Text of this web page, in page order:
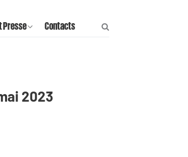
Presse Contacts
2023